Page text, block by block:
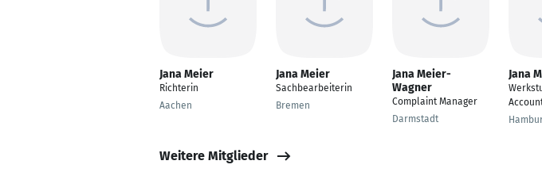
Jana Meier
Richterin
Aachen
Jana Meier
Sachbearbeiterin
Bremen
Jana Meier-
Wagner
Complaint Manager
Darmstadt
Jana
Weitere Mitglieder